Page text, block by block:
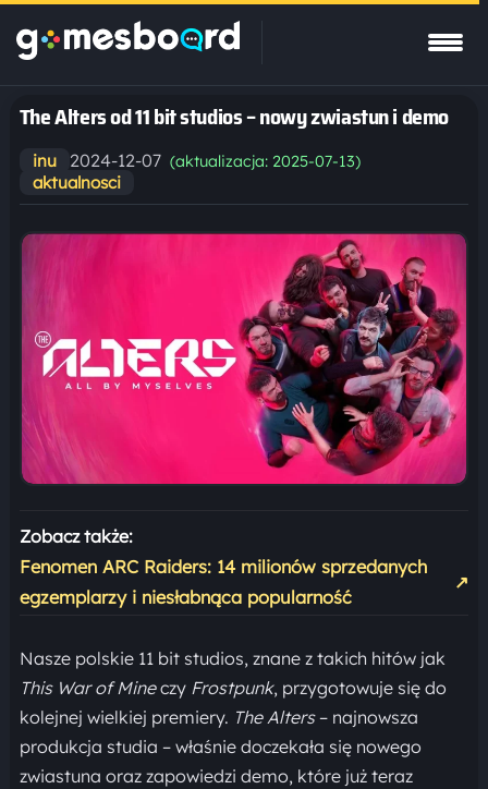
The Alters od 11 bit studios – nowy zwiastun i demo
inu 2024-12-07 (aktualizacja: 2025-07-13)
aktualnosci
Zobacz także:
Fenomen ARC Raiders: 14 milionów sprzedanych
egzemplarzy i niesłabnąca popularność
↗
Nasze polskie 11 bit studios, znane z takich hitów jak
This War of Mineczy Frostpunk, przygotowuje się do
kolejnej wielkiej premiery. The Alters– najnowsza
produkcja studia – właśnie doczekała się nowego
zwiastuna oraz zapowiedzi demo, które już teraz